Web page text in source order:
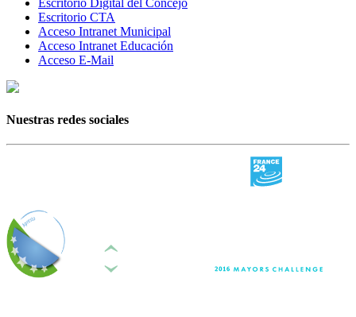
Escritorio CTA
Acceso Intranet Municipal
Acceso Intranet Educación
Acceso E-Mail
Nuestras redes sociales